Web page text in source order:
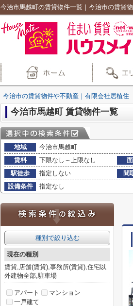
今治市馬越町の賃貸物件一覧｜今治市の賃貸
今治市の賃貸物件や不動産｜有限会社居植住
今治市馬越町 賃貸物件一覧
地域
今治市馬越町
賃料
下限なし～上限なし
駅徒歩
指定しない 間
設備条件
指定なし
種別で絞り込む
現在の種別
賃貸,店舗(賃貸),事務所(賃貸),住宅以
外建物全部,駐車場
アパート
マンション
一戸建て